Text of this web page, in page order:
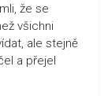
že se
všichni
ale stejně
a přejel